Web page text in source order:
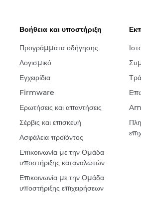
Βοήθεια και υποστήριξη
Προγράμματα οδήγησης
Λογισμικό
Εγχειρίδια
Firmware
Ερωτήσεις και απαντήσεις
Σέρβις και επισκευή
Ασφάλεια προϊόντος
Επικοινωνία με την Ομάδα
υποστήριξης καταναλωτών
Επικοινωνία με την Ομάδα
υποστήριξης επιχειρήσεων